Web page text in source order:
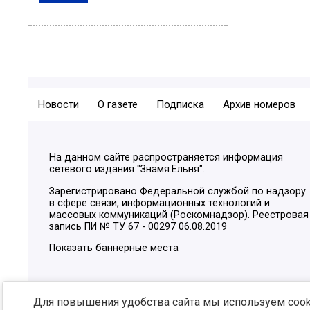
Новости О газете Подписка Архив номеров
На данном сайте распространяется информация
сетевого издания "Знамя.Ельня".
Зарегистрировано Федеральной службой по надзору
в сфере связи, информационных технологий и
массовых коммуникаций (Роскомнадзор). Реестровая
запись ПИ № ТУ 67 - 00297 06.08.2019
Показать баннерные места
Для повышения удобства сайта мы используем